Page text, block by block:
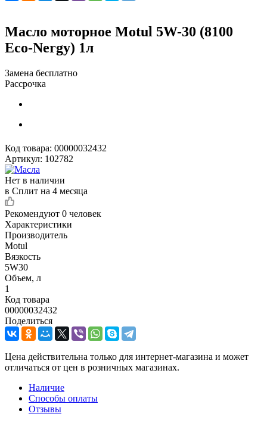
Масло моторное Motul 5W-30 (8100
Eco-Nergy) 1л
Замена бесплатно
Рассрочка
Код товара: 00000032432
Артикул: 102782
Нет в наличии
в Сплит на 4 месяца
Рекомендуют 0 человек
Характеристики
Производитель
Motul
Вязкость
5W30
Объем, л
1
Код товара
00000032432
Поделиться
Цена действительна только для интернет-магазина и может
отличаться от цен в розничных магазинах.
Наличие
Способы оплаты
Отзывы